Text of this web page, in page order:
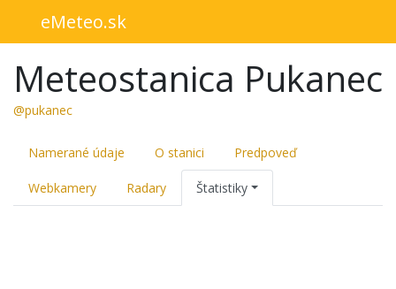
eMeteo.sk
Meteostanica Pukanec
@pukanec
Namerané údaje O stanici Predpoveď
Webkamery Radary Štatistiky